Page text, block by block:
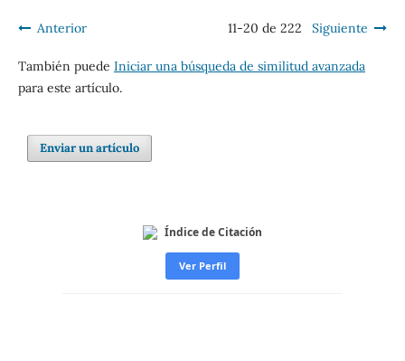
Anterior 11-20 de 222 Siguiente
También puede Iniciar una búsqueda de similitud avanzada
para este artículo.
Enviar un artículo
Índice de Citación
Ver Perfil